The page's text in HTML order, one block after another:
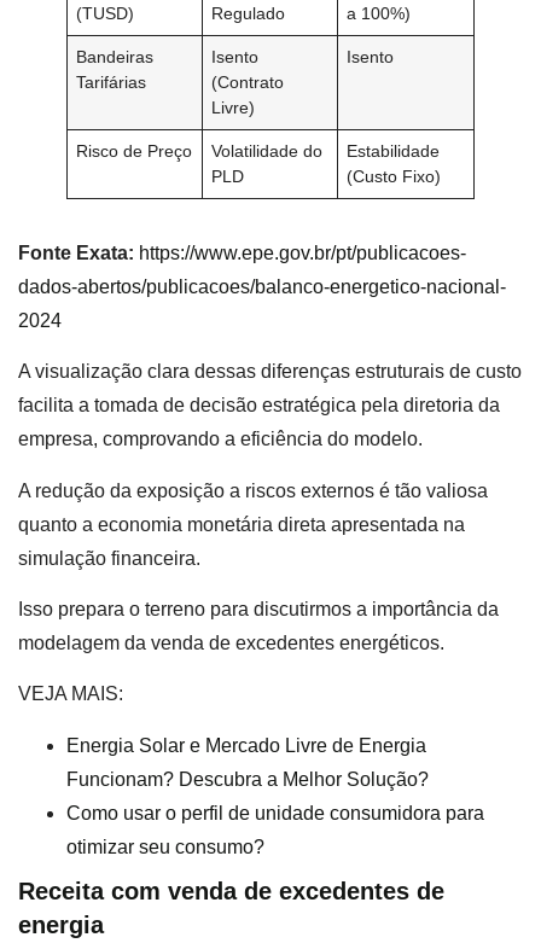
(TUSD) Regulado a 100%)
Bandeiras
Tarifárias
Isento
(Contrato
Livre)
Isento
Risco de Preço
Volatilidade do
PLD
Estabilidade
(Custo Fixo)
Fonte Exata: https://www.epe.gov.br/pt/publicacoes-
dados-abertos/publicacoes/balanco-energetico-nacional-
2024
A visualização clara dessas diferenças estruturais de custo
facilita a tomada de decisão estratégica pela diretoria da
empresa, comprovando a eficiência do modelo.
A redução da exposição a riscos externos é tão valiosa
quanto a economia monetária direta apresentada na
simulação financeira.
Isso prepara o terreno para discutirmos a importância da
modelagem da venda de excedentes energéticos.
VEJA MAIS:
Energia Solar e Mercado Livre de Energia
Funcionam? Descubra a Melhor Solução?
Como usar o perfil de unidade consumidora para
otimizar seu consumo?
Receita com venda de excedentes de
energia